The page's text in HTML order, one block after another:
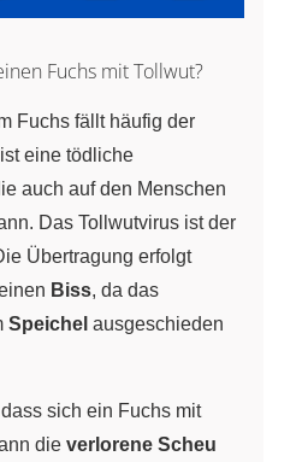
Fuchs mit Tollwut?
Fuchs fällt häufig der
eine tödliche
auch auf den Menschen
Das Tollwutvirus ist der
Übertragung erfolgt
Biss, da das
Speichel ausgeschieden
sich ein Fuchs mit
die verlorene Scheu